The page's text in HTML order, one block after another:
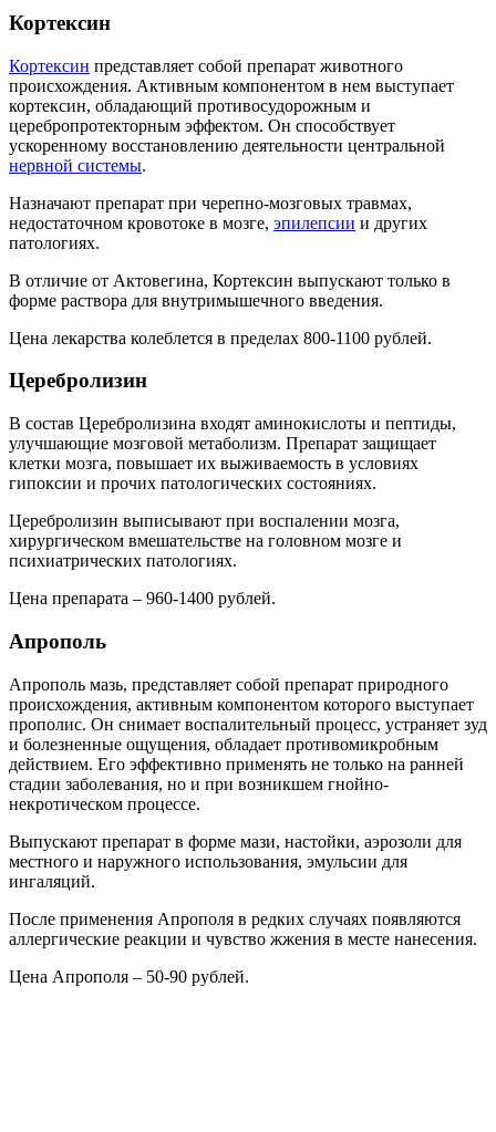
Кортексин
Кортексин представляет собой препарат животного
происхождения. Активным компонентом в нем выступает
кортексин, обладающий противосудорожным и
церебропротекторным эффектом. Он способствует
ускоренному восстановлению деятельности центральной
нервной системы.
Назначают препарат при черепно-мозговых травмах,
недостаточном кровотоке в мозге, эпилепсии и других
патологиях.
В отличие от Актовегина, Кортексин выпускают только в
форме раствора для внутримышечного введения.
Цена лекарства колеблется в пределах 800-1100 рублей.
Церебролизин
В состав Церебролизина входят аминокислоты и пептиды,
улучшающие мозговой метаболизм. Препарат защищает
клетки мозга, повышает их выживаемость в условиях
гипоксии и прочих патологических состояниях.
Церебролизин выписывают при воспалении мозга,
хирургическом вмешательстве на головном мозге и
психиатрических патологиях.
Цена препарата – 960-1400 рублей.
Апрополь
Апрополь мазь, представляет собой препарат природного
происхождения, активным компонентом которого выступает
прополис. Он снимает воспалительный процесс, устраняет зуд
и болезненные ощущения, обладает противомикробным
действием. Его эффективно применять не только на ранней
стадии заболевания, но и при возникшем гнойно-
некротическом процессе.
Выпускают препарат в форме мази, настойки, аэрозоли для
местного и наружного использования, эмульсии для
ингаляций.
После применения Апрополя в редких случаях появляются
аллергические реакции и чувство жжения в месте нанесения.
Цена Апрополя – 50-90 рублей.